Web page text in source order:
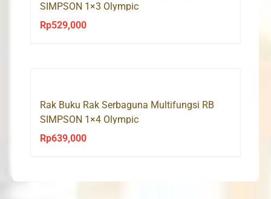
SIMPSON 1×3 Olympic
Rp529,000
Rak Buku Rak Serbaguna Multifungsi RB
SIMPSON 1×4 Olympic
Rp639,000